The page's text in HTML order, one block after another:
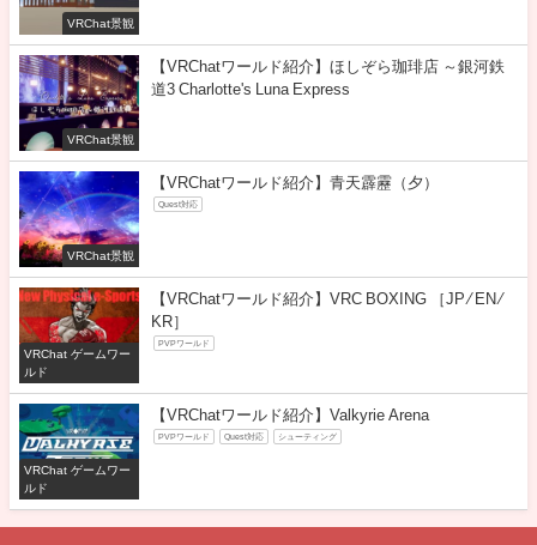
VRChat景観
VRChat景観
【VRChatワールド紹介】ほしぞら珈琲店 ～銀河鉄
道3 Charlotte's Luna Express
VRChat景観
【VRChatワールド紹介】青天霹靂（夕）
Quest対応
VRChat ゲームワー
ルド
【VRChatワールド紹介】VRC BOXING ［JP ⁄ EN ⁄
KR］
PVPワールド
VRChat ゲームワー
ルド
【VRChatワールド紹介】Valkyrie Arena
PVPワールド Quest対応 シューティング